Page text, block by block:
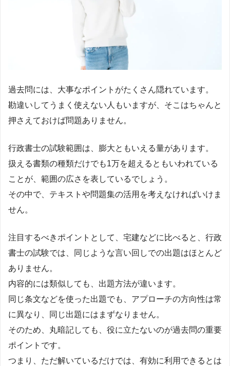
過去問には、大事なポイントがたくさん隠れています。
勘違いしてうまく使えない人もいますが、そこはちゃんと
押さえておけば問題ありません。
行政書士の試験範囲は、膨大ともいえる量があります。
扱える書類の種類だけでも1万を超えるともいわれている
ことが、範囲の広さを表しているでしょう。
その中で、テキストや問題集の活用を考えなければいけま
せん。
注目するべきポイントとして、宅建などに比べると、行政
書士の試験では、同じような言い回しでの出題はほとんど
ありません。
内容的には類似しても、出題方法が違います。
同じ条文などを使った出題でも、アプローチの方向性は常
に異なり、同じ出題にはまずなりません。
そのため、丸暗記しても、役に立たないのが過去問の重要
ポイントです。
つまり、ただ解いているだけでは、有効に利用できるとは